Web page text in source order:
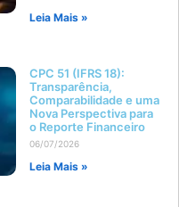
Leia Mais »
CPC 51 (IFRS 18):
Transparência,
Comparabilidade e uma
Nova Perspectiva para
o Reporte Financeiro
06/07/2026
Leia Mais »